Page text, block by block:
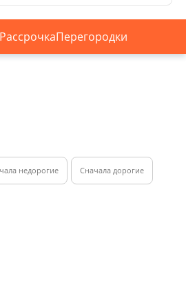
с 10:00 до 18:00 (вс).
Смотреть все магазины
РассрочкаПерегородки
недорогие Cначала дорогие